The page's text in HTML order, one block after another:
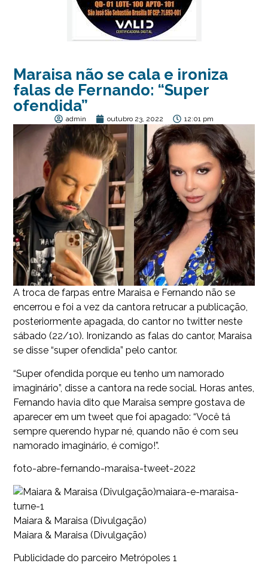
Maraisa não se cala e ironiza
falas de Fernando: “Super
ofendida”
admin outubro 23, 2022 12:01 pm
A troca de farpas entre Maraisa e Fernando não se
encerrou e foi a vez da cantora retrucar a publicação,
posteriormente apagada, do cantor no twitter neste
sábado (22/10). Ironizando as falas do cantor, Maraisa
se disse “super ofendida” pelo cantor.
“Super ofendida porque eu tenho um namorado
imaginário”, disse a cantora na rede social. Horas antes,
Fernando havia dito que Maraisa sempre gostava de
aparecer em um tweet que foi apagado: “Você tá
sempre querendo hypar né, quando não é com seu
namorado imaginário, é comigo!”.
foto-abre-fernando-maraisa-tweet-2022
maiara-e-maraisa-
turne-1
Maiara & Maraisa (Divulgação)
Maiara & Maraisa (Divulgação)
Publicidade do parceiro Metrópoles 1